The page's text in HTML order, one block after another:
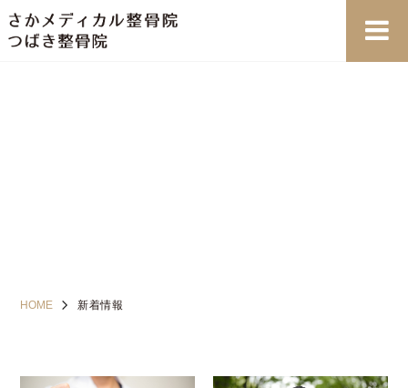
HOME 新着情報